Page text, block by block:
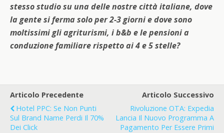
stesso studio su una delle nostre città italiane, dove
la gente si ferma solo per 2-3 giorni e dove sono
moltissimi gli agriturismi, i b&b e le pensioni a
conduzione familiare rispetto ai 4 e 5 stelle?
Articolo Precedente
Hotel PPC: Se Non Punti
Sul Brand Name Perdi Il 70%
Dei Click
Articolo Successivo
Rivoluzione OTA: Expedia
Lancia Il Nuovo Programma A
Pagamento Per Essere Primi